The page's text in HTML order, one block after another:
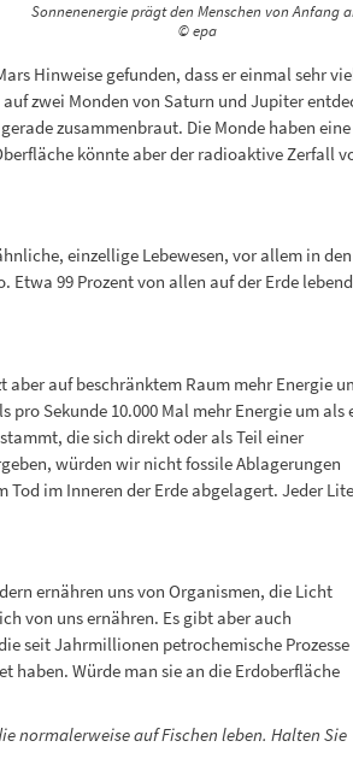
Sonnenenergie prägt den Menschen von Anfang
© epa
Hinweise gefunden, dass er einmal sehr
zwei Monden von Saturn und Jupiter
zusammenbraut. Die Monde haben eine
könnte aber der radioaktive Zerfall
einzellige Lebewesen, vor allem in den
99 Prozent von allen auf der Erde
aber auf beschränktem Raum mehr Energie
Sekunde 10.000 Mal mehr Energie um als
die sich direkt oder als Teil einer
würden wir nicht fossile Ablagerungen
im Inneren der Erde abgelagert. Jeder
ernähren uns von Organismen, die Licht
von uns ernähren. Es gibt aber auch
seit Jahrmillionen petrochemische Prozesse
haben. Würde man sie an die Erdoberfläche
normalerweise auf Fischen leben. Halten Sie